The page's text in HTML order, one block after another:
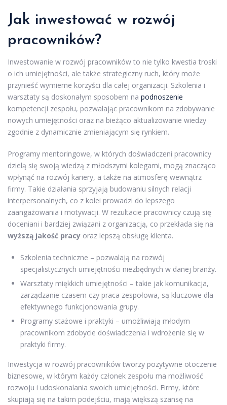
Jak inwestować w rozwój
pracowników?
Inwestowanie w rozwój pracowników to nie tylko kwestia troski
o ich umiejętności, ale także strategiczny ruch, który może
przynieść wymierne korzyści dla całej organizacji. Szkolenia i
warsztaty są doskonałym sposobem na podnoszenie
kompetencji zespołu, pozwalając pracownikom na zdobywanie
nowych umiejętności oraz na bieżąco aktualizowanie wiedzy
zgodnie z dynamicznie zmieniającym się rynkiem.
Programy mentoringowe, w których doświadczeni pracownicy
dzielą się swoją wiedzą z młodszymi kolegami, mogą znacząco
wpłynąć na rozwój kariery, a także na atmosferę wewnątrz
firmy. Takie działania sprzyjają budowaniu silnych relacji
interpersonalnych, co z kolei prowadzi do lepszego
zaangażowania i motywacji. W rezultacie pracownicy czują się
doceniani i bardziej związani z organizacją, co przekłada się na
wyższą jakość pracy oraz lepszą obsługę klienta.
Szkolenia techniczne – pozwalają na rozwój
specjalistycznych umiejętności niezbędnych w danej branży.
Warsztaty miękkich umiejętności – takie jak komunikacja,
zarządzanie czasem czy praca zespołowa, są kluczowe dla
efektywnego funkcjonowania grupy.
Programy stażowe i praktyki – umożliwiają młodym
pracownikom zdobycie doświadczenia i wdrożenie się w
praktyki firmy.
Inwestycja w rozwój pracowników tworzy pozytywne otoczenie
biznesowe, w którym każdy członek zespołu ma możliwość
rozwoju i udoskonalania swoich umiejętności. Firmy, które
skupiają się na takim podejściu, mają większą szansę na